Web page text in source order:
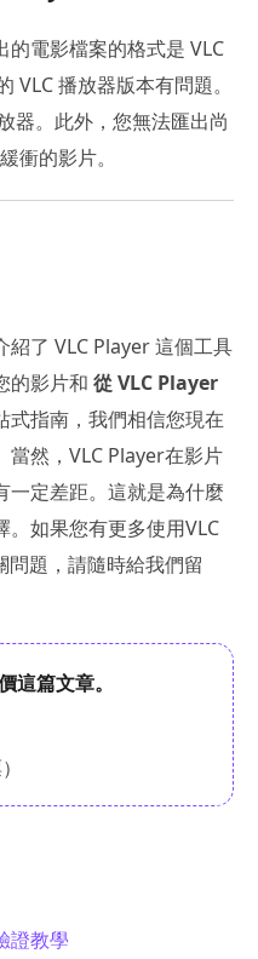
電影檔案的格式是 VLC
VLC 播放器版本有問題。
器。此外，您無法匯出尚
衝的影片。
了 VLC Player 這個工具
的影片和 從 VLC Player
式指南，我們相信您現在
當然，VLC Player在影片
一定差距。這就是為什麼
如果您有更多使用VLC
題，請隨時給我們留
這篇文章。
證教學